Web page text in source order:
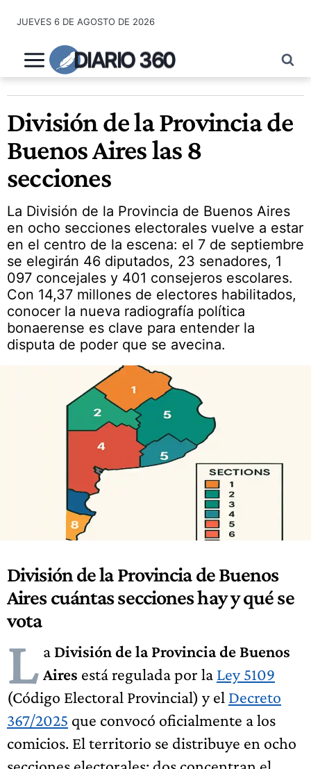
contenido
JUEVES 6 DE AGOSTO DE 2026
DIARIO 360
División de la Provincia de
Buenos Aires las 8
secciones
La División de la Provincia de Buenos Aires
en ocho secciones electorales vuelve a estar
en el centro de la escena: el 7 de septiembre
se elegirán 46 diputados, 23 senadores, 1
097 concejales y 401 consejeros escolares.
Con 14,37 millones de electores habilitados,
conocer la nueva radiografía política
bonaerense es clave para entender la
disputa de poder que se avecina.
División de la Provincia de Buenos
Aires cuántas secciones hay y qué se
vota
L a División de la Provincia de Buenos
Aires está regulada por la Ley 5109
(Código Electoral Provincial) y el Decreto
367/2025 que convocó oficialmente a los
comicios. El territorio se distribuye en ocho